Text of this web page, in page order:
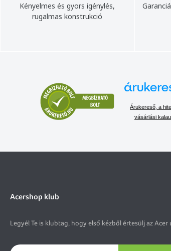
Kényelmes és gyors igénylés,
rugalmas konstrukció
Árukereső, a
vásárlási
Acershop klub
Legyél Te is klubtag, hogy első kézből értesülj az